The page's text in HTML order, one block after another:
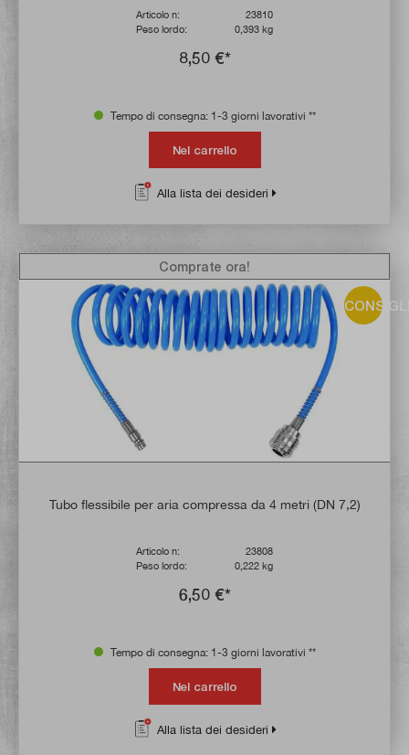
Articolo n:
23810
Peso lordo:
0,393 kg
8,50 €*
Tempo di consegna: 1-3 giorni lavorativi **
Nel carrello
Alla lista dei desideri
Tubo flessibile per aria compressa da 4 metri (DN 7,2)
Articolo n:
23808
Peso lordo:
0,222 kg
6,50 €*
Comprate ora!
Tempo di consegna: 1-3 giorni lavorativi **
Nel carrello
Alla lista dei desideri